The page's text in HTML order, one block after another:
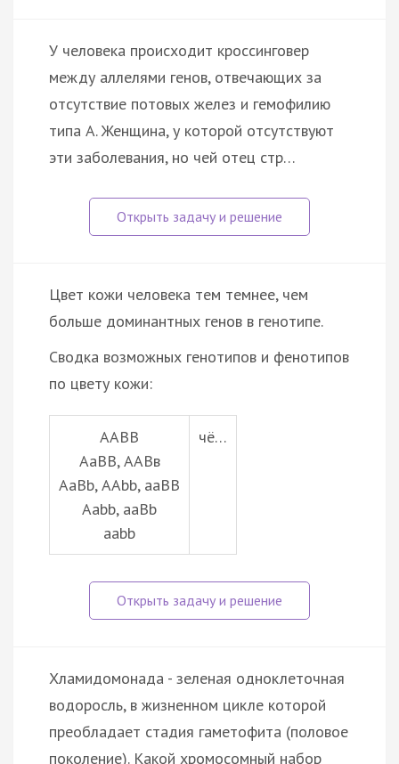
У человека происходит кроссинговер
между аллелями генов, отвечающих за
отсутствие потовых желез и гемофилию
типа А. Женщина, у которой отсутствуют
эти заболевания, но чей отец стр…
Цвет кожи человека тем темнее, чем
больше доминантных генов в генотипе.
Сводка возможных генотипов и фенотипов
по цвету кожи:
ААВВ
АаВВ, ААВв
АаВb, ААbb, ааВВ
Ааbb, ааВb
ааbb
чё…
Хламидомонада - зеленая одноклеточная
водоросль, в жизненном цикле которой
преобладает стадия гаметофита (половое
поколение). Какой хромосомный набор